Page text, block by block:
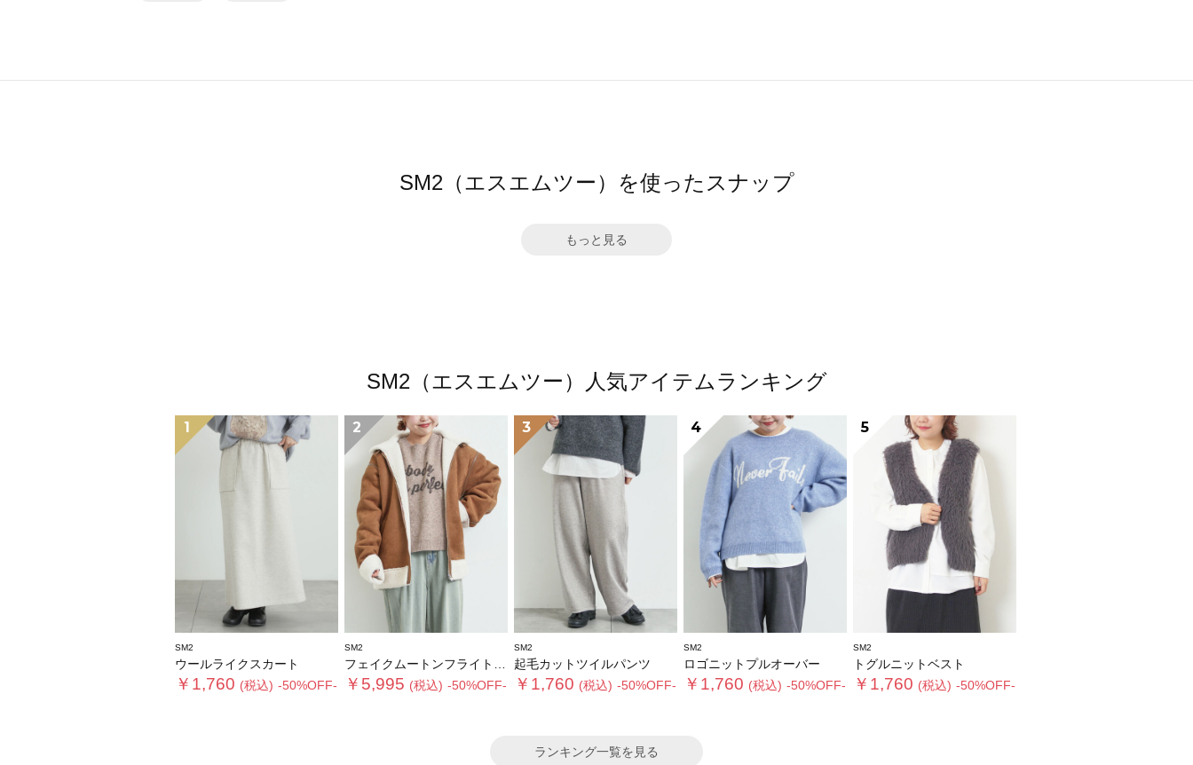
SM2（エスエムツー）を使ったスナップ
もっと見る
SM2（エスエムツー）人気アイテムランキング
1
SM2
ウールライクスカート
￥1,760 (税込) -50%OFF-
2
SM2
フェイクムートンフライトジャケット
￥5,995 (税込) -50%OFF-
3
SM2
起毛カットツイルパンツ
￥1,760 (税込) -50%OFF-
4
SM2
ロゴニットプルオーバー
￥1,760 (税込) -50%OFF-
5
SM2
トグルニットベスト
￥1,760 (税込) -50%OFF-
ランキング一覧を見る